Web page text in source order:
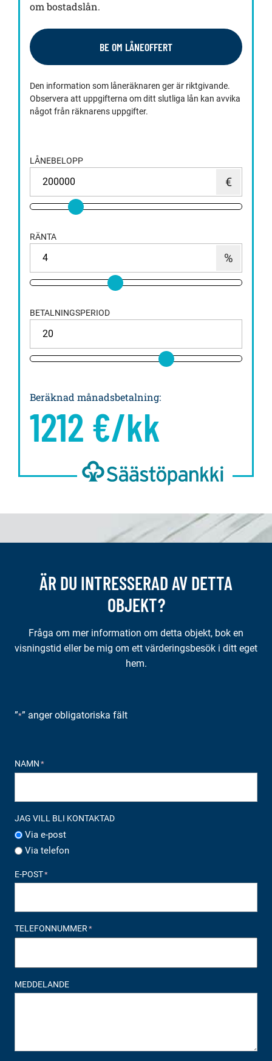
om bostadslån.
BE OM LÅNEOFFERT
Den information som låneräknaren ger är riktgivande.
Observera att uppgifterna om ditt slutliga lån kan avvika
något från räknarens uppgifter.
LÅNEBELOPP
RÄNTA
BETALNINGSPERIOD
Beräknad månadsbetalning:
1212 €/kk
ÄR DU INTRESSERAD AV DETTA
OBJEKT?
Fråga om mer information om detta objekt, bok en
visningstid eller be mig om ett värderingsbesök i ditt eget
hem.
”*” anger obligatoriska fält
NAMN *
JAG VILL BLI KONTAKTAD
Via e-post
Via telefon
E-POST*
TELEFONNUMMER*
MEDDELANDE